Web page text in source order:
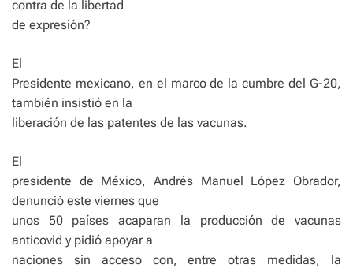
contra de la libertad
de expresión?
El
Presidente mexicano, en el marco de la cumbre del G-20,
también insistió en la
liberación de las patentes de las vacunas.
El
presidente de México, Andrés Manuel López Obrador,
denunció este viernes que
unos 50 países acaparan la producción de vacunas
anticovid y pidió apoyar a
naciones sin acceso con, entre otras medidas, la